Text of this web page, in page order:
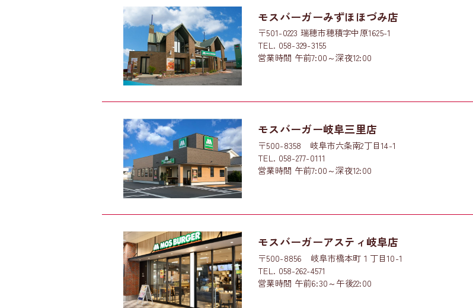
モスバーガーみずほほづみ店
〒501-0223 瑞穂市穂積字中原1625-1
TEL. 058-329-3155
営業時間 午前7:00～深夜12:00
モスバーガー岐阜三里店
〒500-8358 岐阜市六条南2丁目14-1
TEL. 058-277-0111
営業時間 午前7:00～深夜12:00
モスバーガーアスティ岐阜店
〒500-8856 岐阜市橋本町１丁目10-1
TEL. 058-262-4571
営業時間 午前6:30～午後22:00